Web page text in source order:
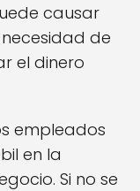
causar
de
el dinero
empleados
en la
Si no se